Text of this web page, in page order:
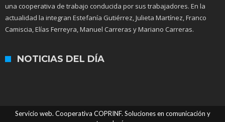
una cooperativa de trabajo conducida por sus trabajadores. En la
actualidad la integran Estefanía Gutiérrez, Julieta Martínez, Franco
Camiscia, Elías Ferreyra, Manuel Carreras y Mariano Carreras.
NOTICIAS DEL DÍA
Servicio web. Cooperativa COPRINF. Soluciones en comunicación y